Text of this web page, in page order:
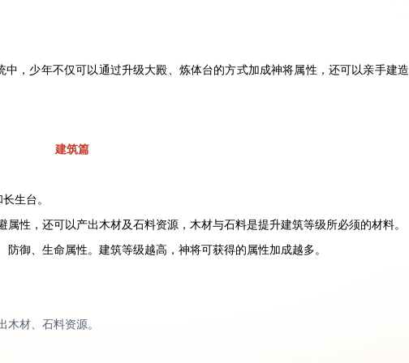
，少年不仅可以通过升级大殿、炼体台的方式加成神将属性，还可以亲手建造
建筑篇
生台。
性，还可以产出木材及石料资源，木材与石料是提升建筑等级所必须的材料。
御、生命属性。建筑等级越高，神将可获得的属性加成越多。
材、石料资源。